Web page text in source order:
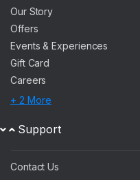
Our Story
Offers
Events & Experiences
Gift Card
Careers
+ 2 More
Support
Contact Us